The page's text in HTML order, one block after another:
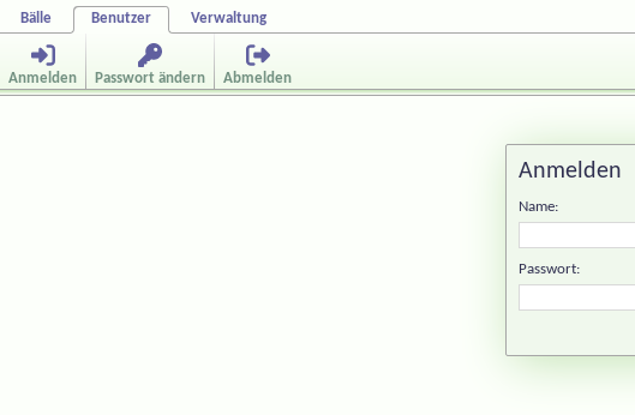
Bälle Benutzer Verwaltung
Anmelden Passwort ändern Abmelden
Anmelden
Name:
Passwort: